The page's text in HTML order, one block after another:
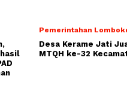
Pemerintahan
Desa Kerame Jati
MTQH ke-32